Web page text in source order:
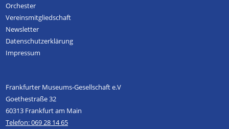
Orchester
Vereinsmitgliedschaft
Newsletter
Datenschutzerklärung
Impressum
Frankfurter Museums-Gesellschaft e.V
Goethestraße 32
60313 Frankfurt am Main
Telefon: 069 28 14 65